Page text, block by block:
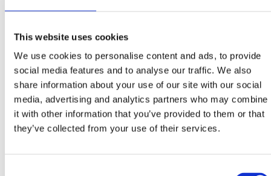
This website uses cookies
We use cookies to personalise content and ads, to provide
social media features and to analyse our traffic. We also
share information about your use of our site with our social
media, advertising and analytics partners who may combine
it with other information that you’ve provided to them or that
they’ve collected from your use of their services.
EMA INTERNATIONAL
Granhøjvej 8
8600 Silkeborg
Denmark